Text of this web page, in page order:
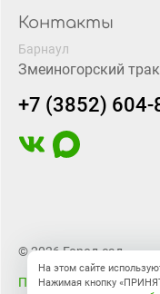
Контакты
Барнаул
Змеиногорский
+7 (3852) 604-
© 2026 Город-сад
Правовая информация
На этом сайте
Нажимая кнопку